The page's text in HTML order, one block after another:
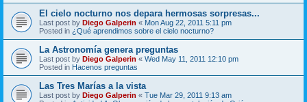
El cielo nocturno nos depara hermosas sorpresas...
Last post by Diego Galperin « Mon Aug 22, 2011 5:11 pm
Posted in ¿Qué aprendimos sobre el cielo nocturno?
La Astronomía genera preguntas
Last post by Diego Galperin « Wed May 11, 2011 12:10 pm
Posted in Hacenos preguntas
Las Tres Marías a la vista
Last post by Diego Galperin « Tue Mar 29, 2011 9:13 am